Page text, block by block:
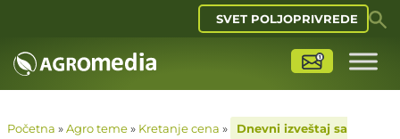
SVET POLJOPRIVREDE
Početna »Agro teme» Kretanje cena »
Dnevni izveštaj sa